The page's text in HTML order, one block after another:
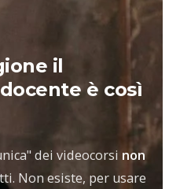
il
è così
dei videocorsi non
Non esiste, per usare